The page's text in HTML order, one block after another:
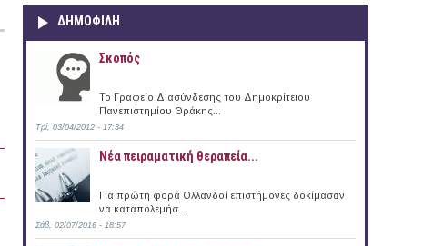
ΔΗΜΟΦΙΛΗ
Σκοπός
Το Γραφείο Διασύνδεσης του Δημοκρίτειου
Πανεπιστημίου Θράκης...
Τρί, 03/04/2012 - 17:34
Νέα πειραματική θεραπεία...
Για πρώτη φορά Ολλανδοί επιστήμονες δοκίμασαν
να καταπολεμήσ...
Σάβ, 02/07/2016 - 18:57